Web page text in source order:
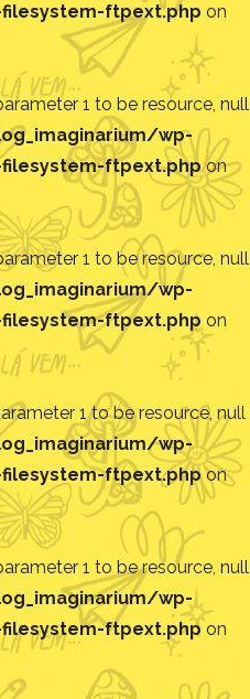
ftpext.php on
1 to be resource, null
wp-
ftpext.phpon
1 to be resource, null
wp-
ftpext.php on
1 to be resource, null
wp-
ftpext.phpon
1 to be resource, null
wp-
ftpext.php on